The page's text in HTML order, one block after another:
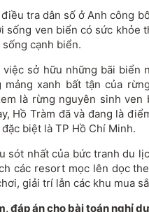
tra dân số ở Anh công
sống ven biển có sức khỏe
cạnh biển.
sở hữu những bãi biển
xanh bất tận của
là rừng nguyên sinh ven
Hồ Tràm đã và đang là
biệt là TP Hồ Chí Minh.
sót nhất của bức tranh du
các resort mọc lên dọc
giải trí lẫn các khu mua
đáp án cho bài toán nghỉ